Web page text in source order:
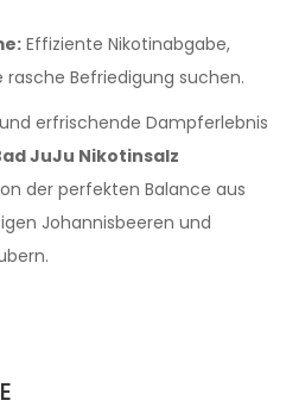
Effiziente Nikotinabgabe,
Befriedigung suchen.
erfrischende Dampferlebnis
JuJu Nikotinsalz
der perfekten Balance aus
Johannisbeeren und